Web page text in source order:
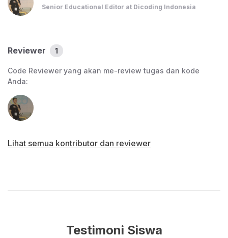
Senior Educational Editor at Dicoding Indonesia
Reviewer 1
Code Reviewer yang akan me-review tugas dan kode
Anda:
Lihat semua kontributor dan reviewer
Testimoni Siswa